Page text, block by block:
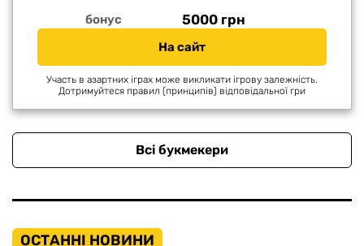
бонус 5000 грн
На сайт
Участь в азартних іграх може викликати ігрову залежність.
Дотримуйтеся правил (принципів) відповідальної гри
Всі букмекери
ОСТАННІ НОВИНИ